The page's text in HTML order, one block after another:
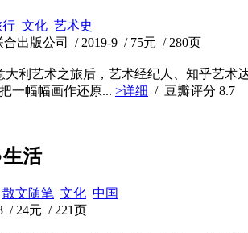
行 文化 艺术史
出版公司 / 2019-9 / 75元 / 280页
利艺术之旅后，艺术经纪人、知乎艺术
一幅幅画作还原... >详细 / 豆瓣评分 8.7
活
散文随笔 文化 中国
/ 24元 / 221页